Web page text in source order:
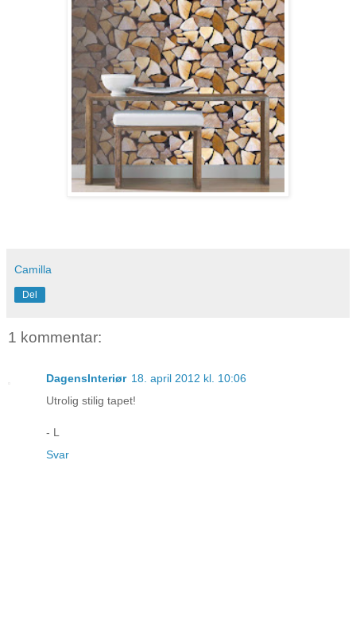
Camilla
Del
1 kommentar:
DagensInteriør 18. april 2012 kl. 10:06
Utrolig stilig tapet!
- L
Svar